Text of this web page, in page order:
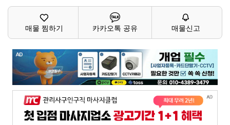
매물 찜하기 카카오톡 공유 매물신고